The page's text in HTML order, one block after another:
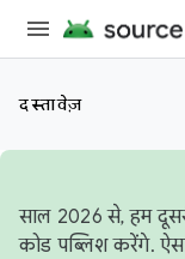
दस्तावेज़
साल 2026 से, हम
कोड पब्लिश करेंगे.